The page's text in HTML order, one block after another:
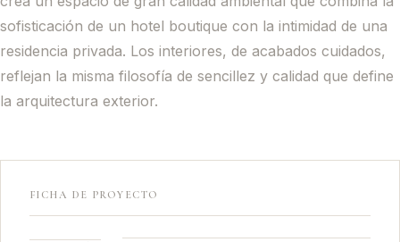
sofisticación de un hotel boutique con la intimidad de una
residencia privada. Los interiores, de acabados cuidados,
reflejan la misma filosofía de sencillez y calidad que define
la arquitectura exterior.
FICHA DE PROYECTO